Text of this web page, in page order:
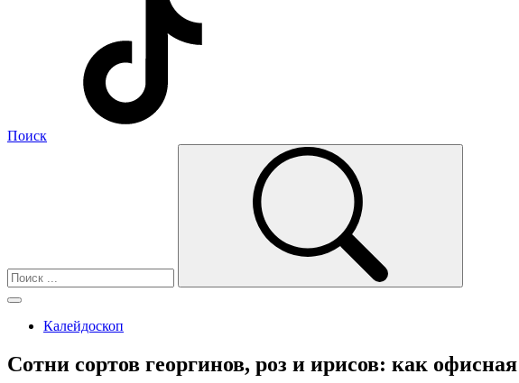
Поиск
Калейдоскоп
Сотни сортов георгинов, роз и ирисов: как